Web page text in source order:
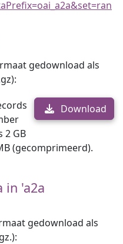
gedownload als
Download
2 GB
(gecomprimeerd).
in 'a2a
gedownload als